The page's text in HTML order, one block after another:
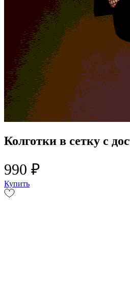
Колготки в сетку с
990 ₽
Купить